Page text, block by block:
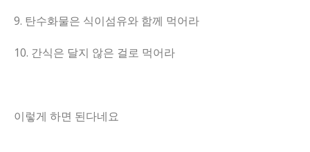
9. 탄수화물은 식이섬유와 함께 먹어라
10. 간식은 달지 않은 걸로 먹어라
이렇게 하면 된다네요